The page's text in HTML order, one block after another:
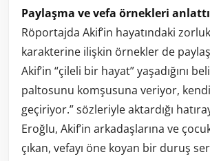
Paylaşma ve vefa örnekleri anlattı
Röportajda Akif’in hayatındaki
karakterine ilişkin örnekler de
Akif’in “çileli bir hayat” yaşadığını
paltosunu komşusuna veriyor,
geçiriyor.” sözleriyle aktardığı
Eroğlu, Akif’in arkadaşlarına ve
çıkan, vefayı öne koyan bir duruş